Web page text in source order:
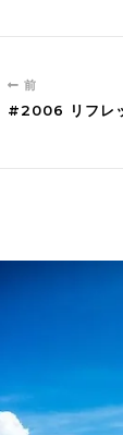
前
#2006 リフレ